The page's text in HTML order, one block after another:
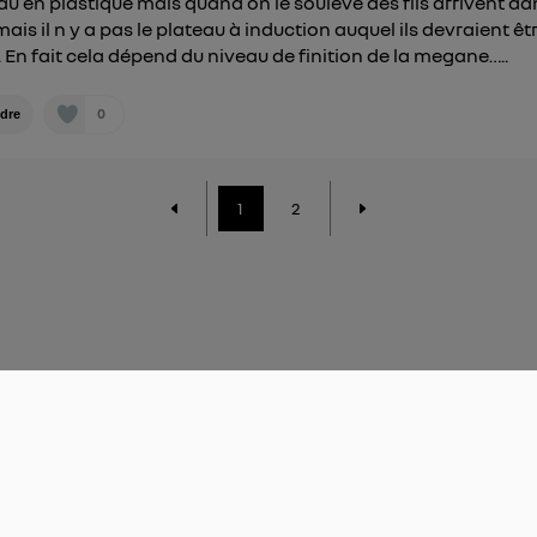
il n y a pas le plateau à induction auquel ils devraient
En fait cela dépend du niveau de finition de la megane…..
0
1 2